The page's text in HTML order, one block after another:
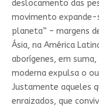
deslocamento das
movimento expande-
planeta” – margens
Ásia, na América
aborígenes, em suma,
moderna expulsa o
Justamente aqueles
enraizados, que